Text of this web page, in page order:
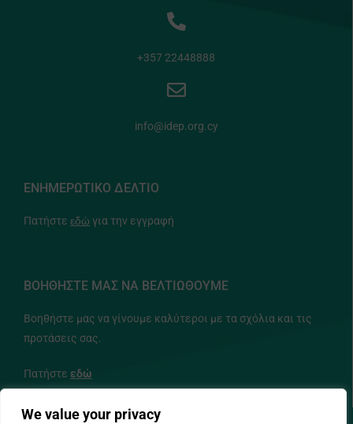
We value your privacy
+357 22448888
info@idep.org.cy
ΕΝΗΜΕΡΩΤΙΚΟ ΔΕΛΤΙΟ
Πατήστε εδώ για την εγγραφή
ΒΟΗΘΗΣΤΕ ΜΑΣ ΝΑ ΒΕΛΤΙΩΘΟΥΜΕ
Βοηθήστε μας να γίνουμε καλύτεροι με τα σχόλια και τις
προτάσεις σας.
Πατήστε εδώ